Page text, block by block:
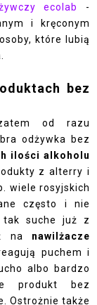
ecolab
-
i kręconym
które lubią
bez
od razu
odżywka bez
ilości alkoholu
z alterry i
wiele rosyjskich
często i nie
tak suche już z
na nawilżacze
puchem i
albo bardzo
produkt bez
Ostrożnie także